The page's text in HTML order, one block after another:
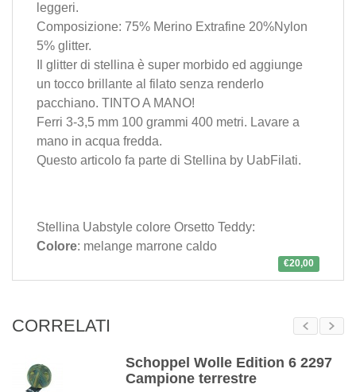
leggeri.
Composizione: 75% Merino Extrafine 20%Nylon
5% glitter.
Il glitter di stellina è super morbido ed aggiunge
un tocco brillante al filato senza renderlo
pacchiano. TINTO A MANO!
Ferri 3-3,5 mm 100 grammi 400 metri. Lavare a
mano in acqua fredda.
Questo articolo fa parte di Stellina by UabFilati.
Stellina Uabstyle colore Orsetto Teddy:
Colore: melange marrone caldo
€20,00
CORRELATI
Schoppel Wolle Edition 6 2297
Campione terrestre